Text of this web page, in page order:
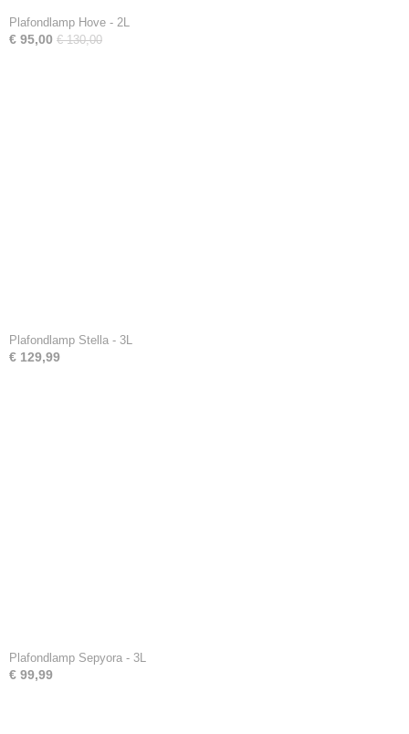
Plafondlamp Hove - 2L
€ 95,00 € 130,00
Plafondlamp Stella - 3L
€ 129,99
Plafondlamp Sepyora - 3L
€ 99,99